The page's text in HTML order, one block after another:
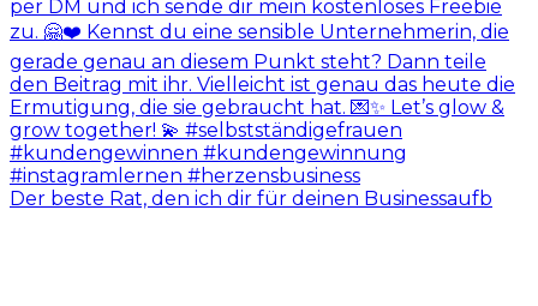
Der beste Rat, den ich dir für deinen Businessaufb